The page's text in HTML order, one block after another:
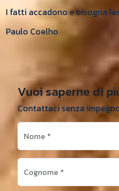
I fatti accadono e bisogna
Paulo Coelho
Vuoi saperne di
Contattaci senza
Nome *
Cognome *